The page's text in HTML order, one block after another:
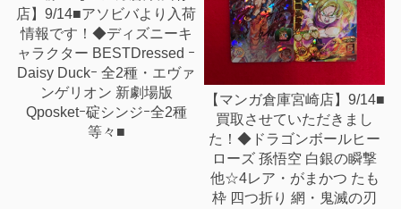
店】9/14■アソビバより入荷
情報です！◆ディズニーキ
ャラクター BESTDressed ｰ
Daisy Duckｰ 全2種・エヴァ
ンゲリオン 新劇場版
Qposketｰ碇シンジｰ全2種
等々■
【マンガ倉庫宮崎店】9/14■
買取させていただきまし
た！◆ドラゴンボールヒー
ローズ 孫悟空 白銀の瞬撃
他☆4レア・がまかつ たも
枠 四つ折り 網・鬼滅の刃